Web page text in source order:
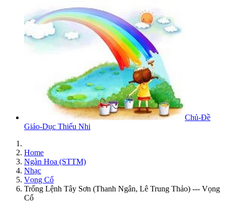
Chủ-Đề
Giáo-Dục Thiếu Nhi
Home
Ngàn Hoa (STTM)
Nhạc
Vọng Cổ
Trống Lệnh Tây Sơn (Thanh Ngân, Lê Trung Thảo) --- Vọng
Cổ